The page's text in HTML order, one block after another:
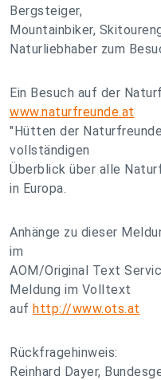
Bergsteiger,
Mountainbiker,
Naturliebhaber zum
Ein Besuch auf der
www.naturfreunde.at
"Hütten der
vollständigen
Überblick über alle
in Europa.
Anhänge zu dieser
im
AOM/Original Text
Meldung im Volltext
auf http://www.ots.at
Rückfragehinweis:
Reinhard Dayer,